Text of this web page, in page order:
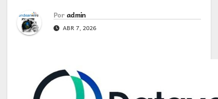
Por admin
ABR 7, 2026